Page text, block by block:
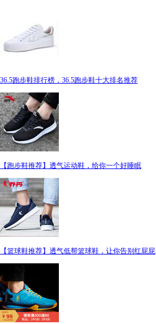
36.5跑步鞋排行榜，36.5跑步鞋十大排名推荐
【跑步鞋推荐】透气运动鞋，给你一个好睡眠
【篮球鞋推荐】透气低帮篮球鞋，让你告别红屁屁